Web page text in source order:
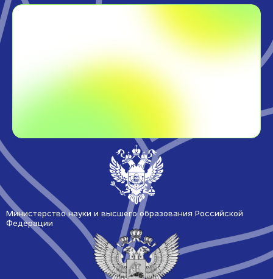
Министерство науки и высшего образования Российской
Федерации